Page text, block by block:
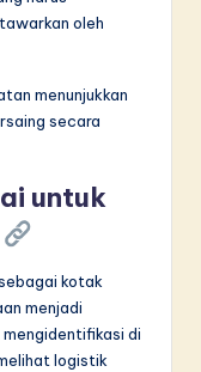
oleh
menunjukkan
secara
untuk
kotak
menjadi
di
logistik